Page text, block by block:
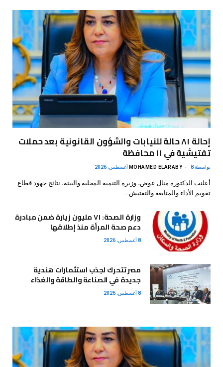
إحالة ٨١ حالة للنيابات والشؤون القانونية بعد حملات
تفتيشية في ١١ محافظة
بواسطة MOHAMED ELARABY 8 أغسطس، 2026
أعلنت الدكتورة منال عوض، وزيرة التنمية المحلية والبيئة، نتائج جهود قطاع
تقويم الأداء والمتابعة والتفتيش…
وزارة الصحة: ٧١ مليون زيارة ضمن مبادرة
دعم صحة المرأة منذ إطلاقها
8 أغسطس، 2026
مصر تتحرك لجذب استثمارات هندية
جديدة في الصناعة والطاقة والغذاء
8 أغسطس، 2026